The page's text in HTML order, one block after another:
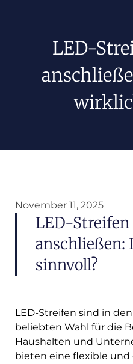
LED-
November 11, 2025
LED-
anschließen:
sinnvoll?
LED-Streifen sind in
beliebten Wahl für die
Haushalten und
bieten eine flexible